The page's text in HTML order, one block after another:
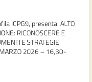
ICPG9, presenta: ALTO
RICONOSCERE E
E STRATEGIE
2026 – 16,30-